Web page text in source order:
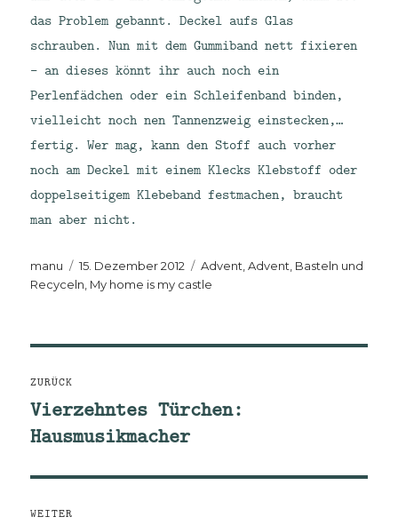
das Problem gebannt. Deckel aufs Glas
schrauben. Nun mit dem Gummiband nett fixieren
– an dieses könnt ihr auch noch ein
Perlenfädchen oder ein Schleifenband binden,
vielleicht noch nen Tannenzweig einstecken,…
fertig. Wer mag, kann den Stoff auch vorher
noch am Deckel mit einem Klecks Klebstoff oder
doppelseitigem Klebeband festmachen, braucht
man aber nicht.
Autor
manu
Veröffentlicht
am
15. Dezember 2012 Kategorien
Advent, Advent Basteln und
Recyceln My home is my castle
ZURÜCK
Vorheriger
Beitrag:
Vierzehntes Türchen:
Hausmusikmacher
WEITER